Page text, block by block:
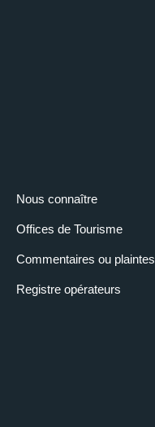
Nous connaître
Offices de Tourisme
Commentaires ou plaintes
Registre opérateurs